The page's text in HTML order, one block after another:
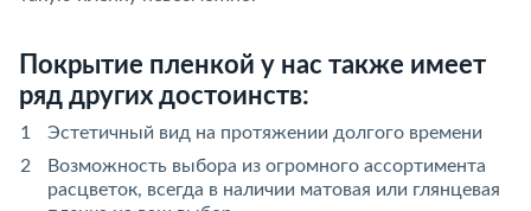
Покрытие пленкой у нас также имеет
ряд других достоинств:
Эстетичный вид на протяжении долгого времени
Возможность выбора из огромного ассортимента
расцветок, всегда в наличии матовая или глянцевая